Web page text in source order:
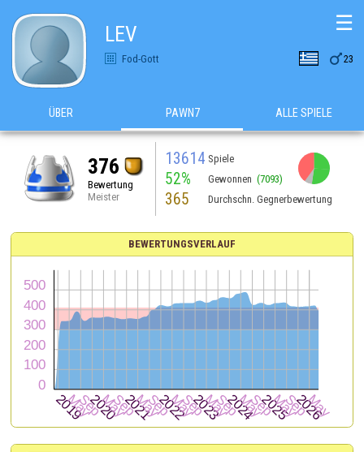
LEV
Fod-Gott 23
☰
ÜBER PAWN7 ALLE SPIELE
376
Bewertung
Meister
13614 Spiele
52% Gewonnen (7093)
365 Durchschn. Gegnerbewertung
BEWERTUNGSVERLAUF